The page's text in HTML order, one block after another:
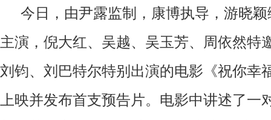
今日，由尹露监制，康博执导，游晓
主演，倪大红、吴越、吴玉芳、周依然特
刘钧、刘巴特尔特别出演的电影《祝你幸
上映并发布首支预告片。电影中讲述了一